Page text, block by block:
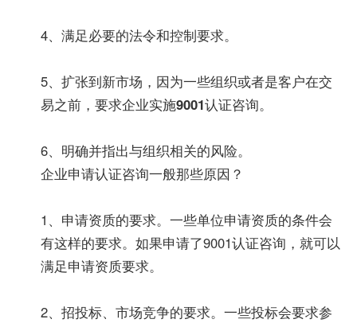
4、满足必要的法令和控制要求。
5、扩张到新市场，因为一些组织或者是客户在交
易之前，要求企业实施9001认证咨询。
6、明确并指出与组织相关的风险。
企业申请认证咨询一般那些原因？
1、申请资质的要求。一些单位申请资质的条件会
有这样的要求。如果申请了9001认证咨询，就可以
满足申请资质要求。
2、招投标、市场竞争的要求。一些投标会要求参